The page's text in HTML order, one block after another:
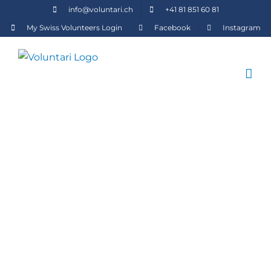
Inhalt
info@voluntari.ch
+41 81 851 60 81
My Swiss Volunteers Login
Facebook Instagram